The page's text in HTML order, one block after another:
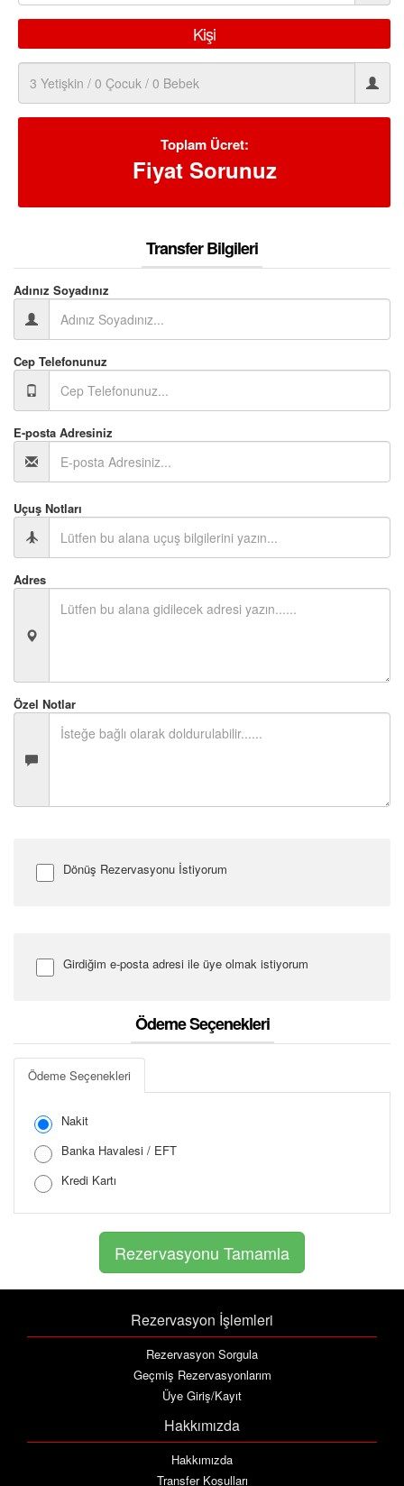
Kişi
Toplam Ücret:
Fiyat Sorunuz
Transfer Bilgileri
Adınız Soyadınız
Cep Telefonunuz
E-posta Adresiniz
Uçuş Notları
Adres
Özel Notlar
Dönüş Rezervasyonu İstiyorum
Girdiğim e-posta adresi ile üye olmak istiyorum
Ödeme Seçenekleri
Ödeme Seçenekleri
Nakit
Banka Havalesi / EFT
Kredi Kartı
Rezervasyon İşlemleri
Rezervasyon Sorgula
Geçmiş Rezervasyonlarım
Üye Giriş/Kayıt
Hakkımızda
Hakkımızda
Transfer Koşulları